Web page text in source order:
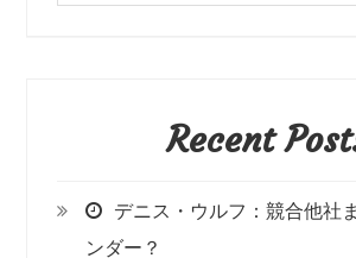
Recent
デニス・ウルフ：競合他社
ンダー？